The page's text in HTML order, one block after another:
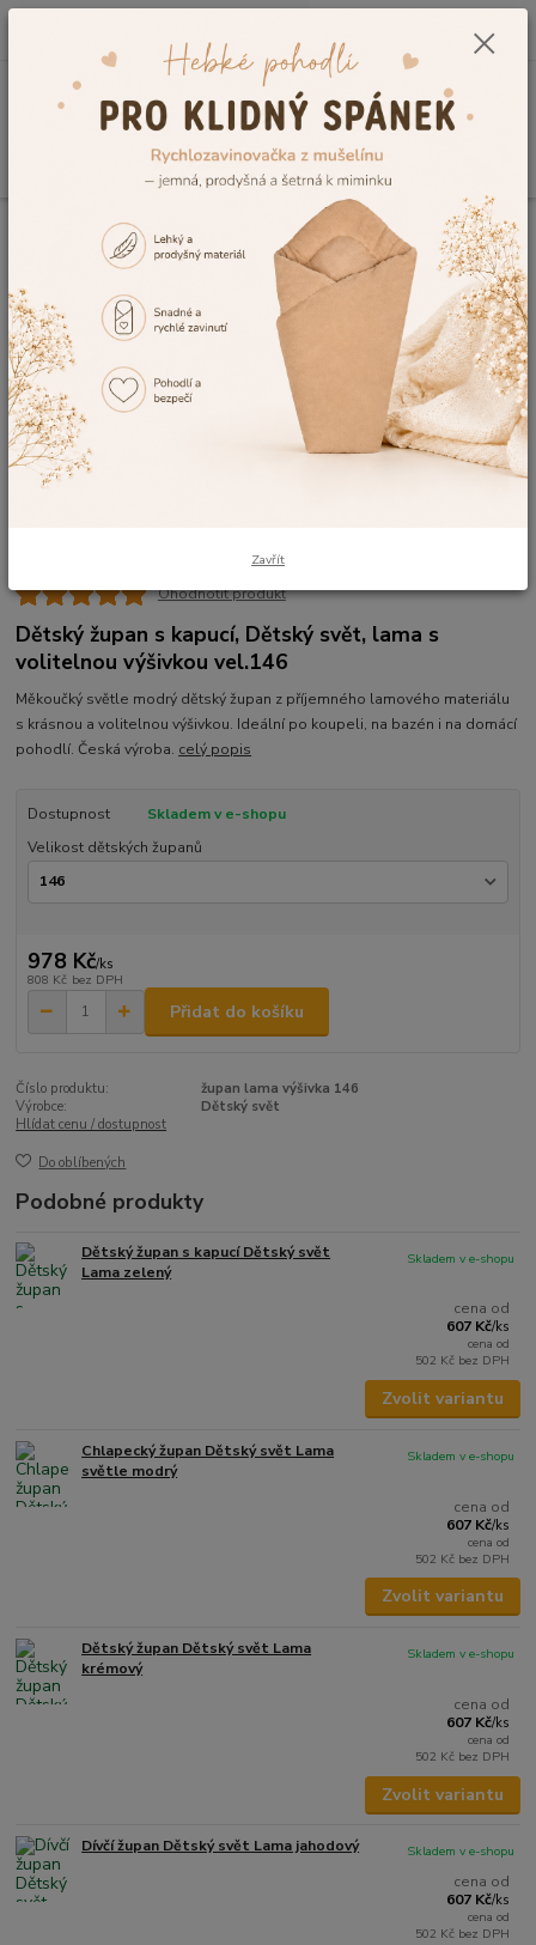
0,00 Kč
Kojenecké a dětské oblečení Dětské župany a ponča
Dětský
župan Dětský svět Lama s volitelnou výšivkou vel.146
Dětský župan Dětský svět Lama s
volitelnou výšivkou vel.146
TOP produkt
Ohodnotit produkt
Dětský župan s kapucí, Dětský svět, lama s
volitelnou výšivkou vel.146
Měkoučký světle modrý dětský župan z příjemného lamového materiálu
s krásnou a volitelnou výšivkou. Ideální po koupeli, na bazén i na domácí
pohodlí. Česká výroba. celý popis
Dostupnost
Skladem v e-shopu
Velikost dětských županů
978 Kč/ks
808 Kč bez DPH
Přidat do košíku
Číslo produktu:
župan lama výšivka 146
Výrobce:
Dětský svět
Hlídat cenu / dostupnost
Do oblíbených
Podobné produkty
Dětský župan s kapucí Dětský svět
Lama zelený
cena od
607 Kč/ks
cena od
502 Kč bez DPH
Skladem v e-shopu
Zvolit variantu
Chlapecký župan Dětský svět Lama
světle modrý
cena od
607 Kč/ks
cena od
502 Kč bez DPH
Skladem v e-shopu
Zvolit variantu
Dětský župan Dětský svět Lama
krémový
cena od
607 Kč/ks
cena od
502 Kč bez DPH
Skladem v e-shopu
Zvolit variantu
Dívčí župan Dětský svět Lama jahodový
cena od
607 Kč/ks
cena od
502 Kč bez DPH
Skladem v e-shopu
Zavřít